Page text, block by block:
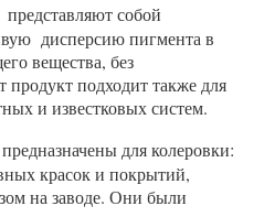
собой
дисперсию пигмента в
вещества, без
продукт подходит также для
и известковых систем.
для колеровки:
красок и покрытий,
на заводе. Они были